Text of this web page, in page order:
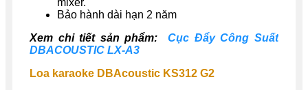
mixer.
Bảo hành dài hạn 2 năm
Xem chi tiết sản phẩm:Cục Đẩy Công Suất
DBACOUSTIC LX-A3
Loa karaoke DBAcoustic KS312 G2